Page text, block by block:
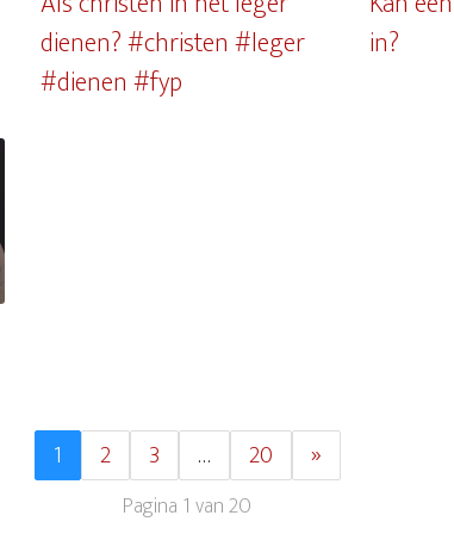
dienen? #christen #leger
#dienen #fyp
in?
1 2 3 … 20 »
Pagina 1 van 20